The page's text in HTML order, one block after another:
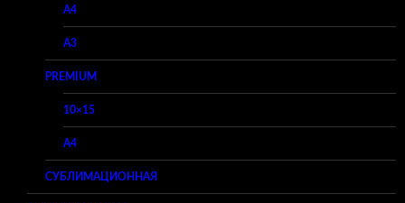
A4
A3
PREMIUM
10×15
A4
СУБЛИМАЦИОННАЯ